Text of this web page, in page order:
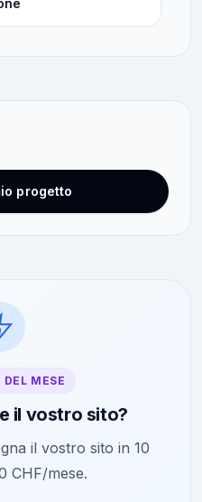
progetto
DEL MESE
il vostro sito?
il vostro sito in 10
CHF/mese.